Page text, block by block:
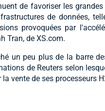
de favoriser les
de données,
provoquées par
Tran, de XS.com.
un peu plus de la barre
de Reuters selon
vente de ses processeurs